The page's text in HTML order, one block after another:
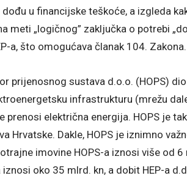
dođu u financijske teškoće, a izgleda
meti „logičnog” zaključka o potrebi
a, što omogućava članak 104. Zakona.
prijenosnog sustava d.o.o. (HOPS) dio
infrastrukturu (mrežu
prenosi električna energija. HOPS je
Hrvatske. Dakle, HOPS je iznimno
imovine HOPS-a iznosi više od 6
oko 35 mlrd. kn, a dobit HEP-a